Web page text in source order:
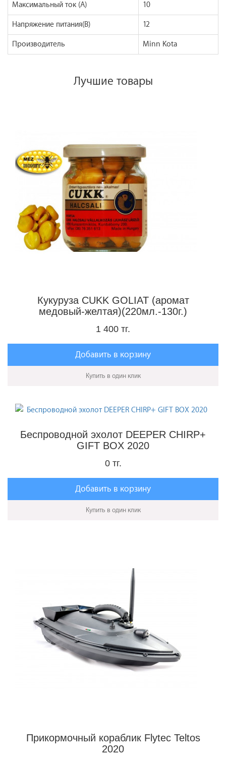
Максимальный ток (A) 10
Напряжение питания(В) 12
Производитель Minn Kota
Лучшие товары
Кукуруза CUKK GOLIAT (аромат
медовый-желтая)(220мл.-130г.)
1 400 тг.
Добавить в корзину
Купить в один клик
Беспроводной эхолот DEEPER CHIRP+
GIFT BOX 2020
0 тг.
Добавить в корзину
Купить в один клик
Прикормочный кораблик Flytec Teltos
2020